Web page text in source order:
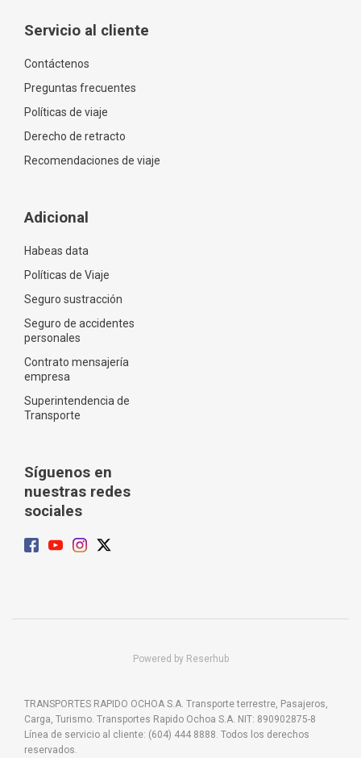
Servicio al cliente
Contáctenos
Preguntas frecuentes
Políticas de viaje
Derecho de retracto
Recomendaciones de viaje
Adicional
Habeas data
Políticas de Viaje
Seguro sustracción
Seguro de accidentes
personales
Contrato mensajería
empresa
Superintendencia de
Transporte
Síguenos en
nuestras redes
sociales
Powered by Reserhub
TRANSPORTES RAPIDO OCHOA S.A. Transporte terrestre, Pasajeros,
Carga, Turismo. Transportes Rapido Ochoa S.A. NIT: 890902875-8
Línea de servicio al cliente: (604) 444 8888. Todos los derechos
reservados.